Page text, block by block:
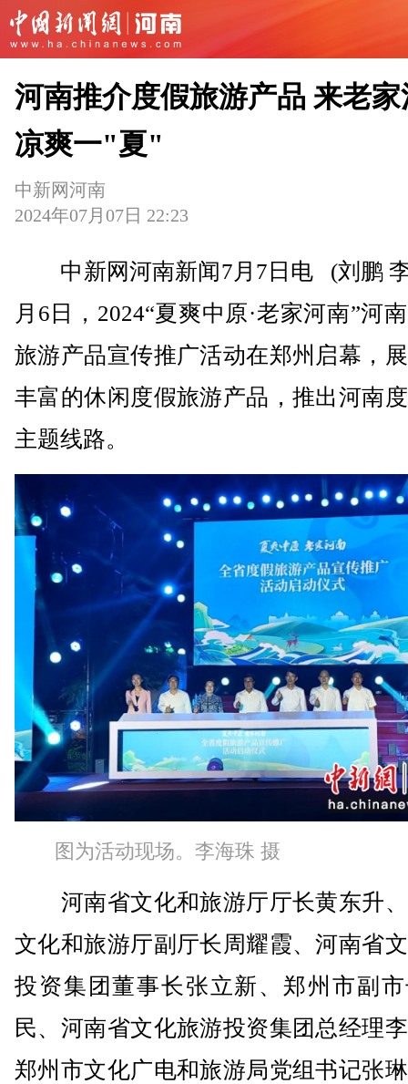
河南推介度假旅游产品 来老家
凉爽一"夏"
中新网河南
2024年07月07日 22:23
中新网河南新闻7月7日电 (刘鹏
月6日，2024“夏爽中原·老家河南”河
旅游产品宣传推广活动在郑州启幕，
丰富的休闲度假旅游产品，推出河南
主题线路。
图为活动现场。李海珠 摄
河南省文化和旅游厅厅长黄东升
文化和旅游厅副厅长周耀霞、河南省
投资集团董事长张立新、郑州市副
民、河南省文化旅游投资集团总经理
郑州市文化广电和旅游局党组书记张